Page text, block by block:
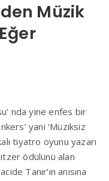
Müzik
nda yine enfes bir
yani ‘Müziksiz
tiyatro oyunu yazarı
ödülünü alan
Tanır’ın anısına